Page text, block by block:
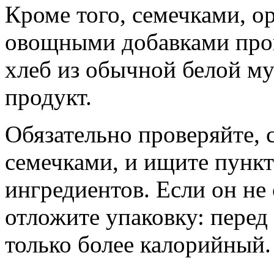
Кроме того, семечками,
овощными добавками
хлеб из обычной белой
продукт.
Обязательно проверяйте,
семечками, и ищите
ингредиентов. Если он
отложите упаковку:
только более калорийный.